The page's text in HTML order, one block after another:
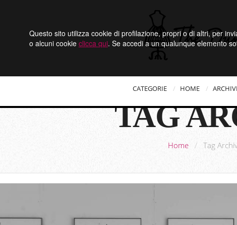
Questo sito utilizza cookie di profilazione, propri o di altri, per
o alcuni cookie clicca qui. Se accedi a un qualunque elemento
CATEGORIE HOME
TAG
Home / Tag